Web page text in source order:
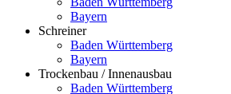
Bayern
Schreiner
Baden Württemberg
Bayern
Trockenbau / Innenausbau
Baden Württemberg